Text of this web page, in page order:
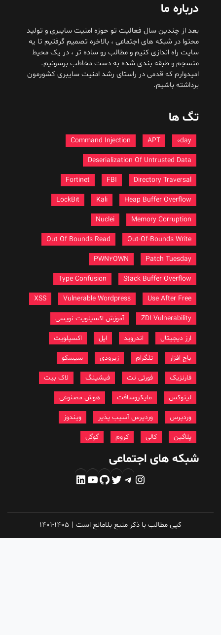
درباره ما
بعد از چندین سال فعالیت تو حوزه امنیت سایبری و تولید
محتوا در شبکه های اجتماعی ، بالاخره تصمیم گرفتیم تا یه
سایت راه اندازی کنیم و مطالب رو ساده تر ، در یک محیط
منسجم و طبقه بندی شده به دست مخاطب برسونیم.
امیدوارم که قدمی در راستای رشد امنیت سایبری کشورمون
برداشته باشیم.
تگ ها
Command Injection
Deserialization Of Untrusted Data
Directory Traversal
Fortinet
Heap Buffer Overflow
LockBit
Memory Corruption
Nuclei
Out-Of-Bounds Write
Out Of Bounds Read
Patch Tuesday
PWN2OWN
Stack Buffer Overflow
Type Confusion
Use After Free
Vulnerable Wordpress
ZDI Vulnerability آموزش اکسپلویت نویسی
ارز دیجیتال اندروید اکسپلویت
باج افزار تلگرام زیرودی سیسکو
فارنزیک فورتی نت فیشینگ لاک بیت
لینوکس مایکروسافت هوش مصنوعی
وردپرس وردپرس آسیب پذیر ویندوز
پلاگین
شبکه های اجتماعی
اینستاگرم
تلگرام
توییتر
گیت‌هاب
یوتیوب
لینکداین
کپی مطالب با ذکر منبع بلامانع است |
1401-1405